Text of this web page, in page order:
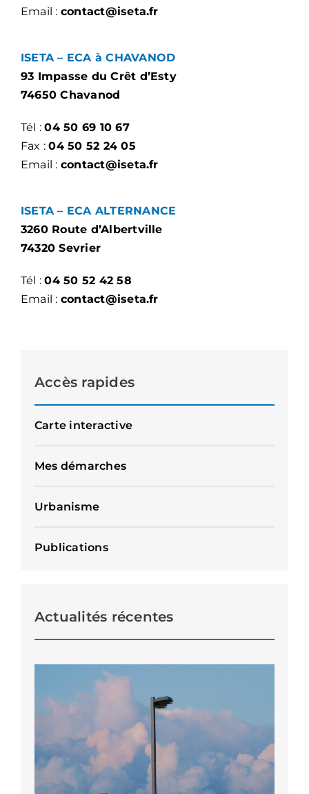
Email : contact@iseta.fr
ISETA – ECA à CHAVANOD
93 Impasse du Crêt d’Esty
74650 Chavanod
Tél :04 50 69 10 67
Fax :04 50 52 24 05
Email : contact@iseta.fr
ISETA – ECA ALTERNANCE
3260 Route d’Albertville
74320 Sevrier
Tél :04 50 52 42 58
Email : contact@iseta.fr
Accès rapides
Carte interactive
Mes démarches
Urbanisme
Publications
Actualités récentes